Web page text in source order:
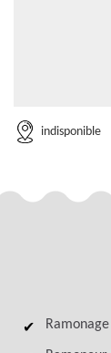
indisponible